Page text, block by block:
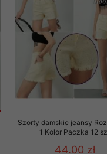
Szorty damskie jeansy
1 Kolor Paczka 12
44.00 zł